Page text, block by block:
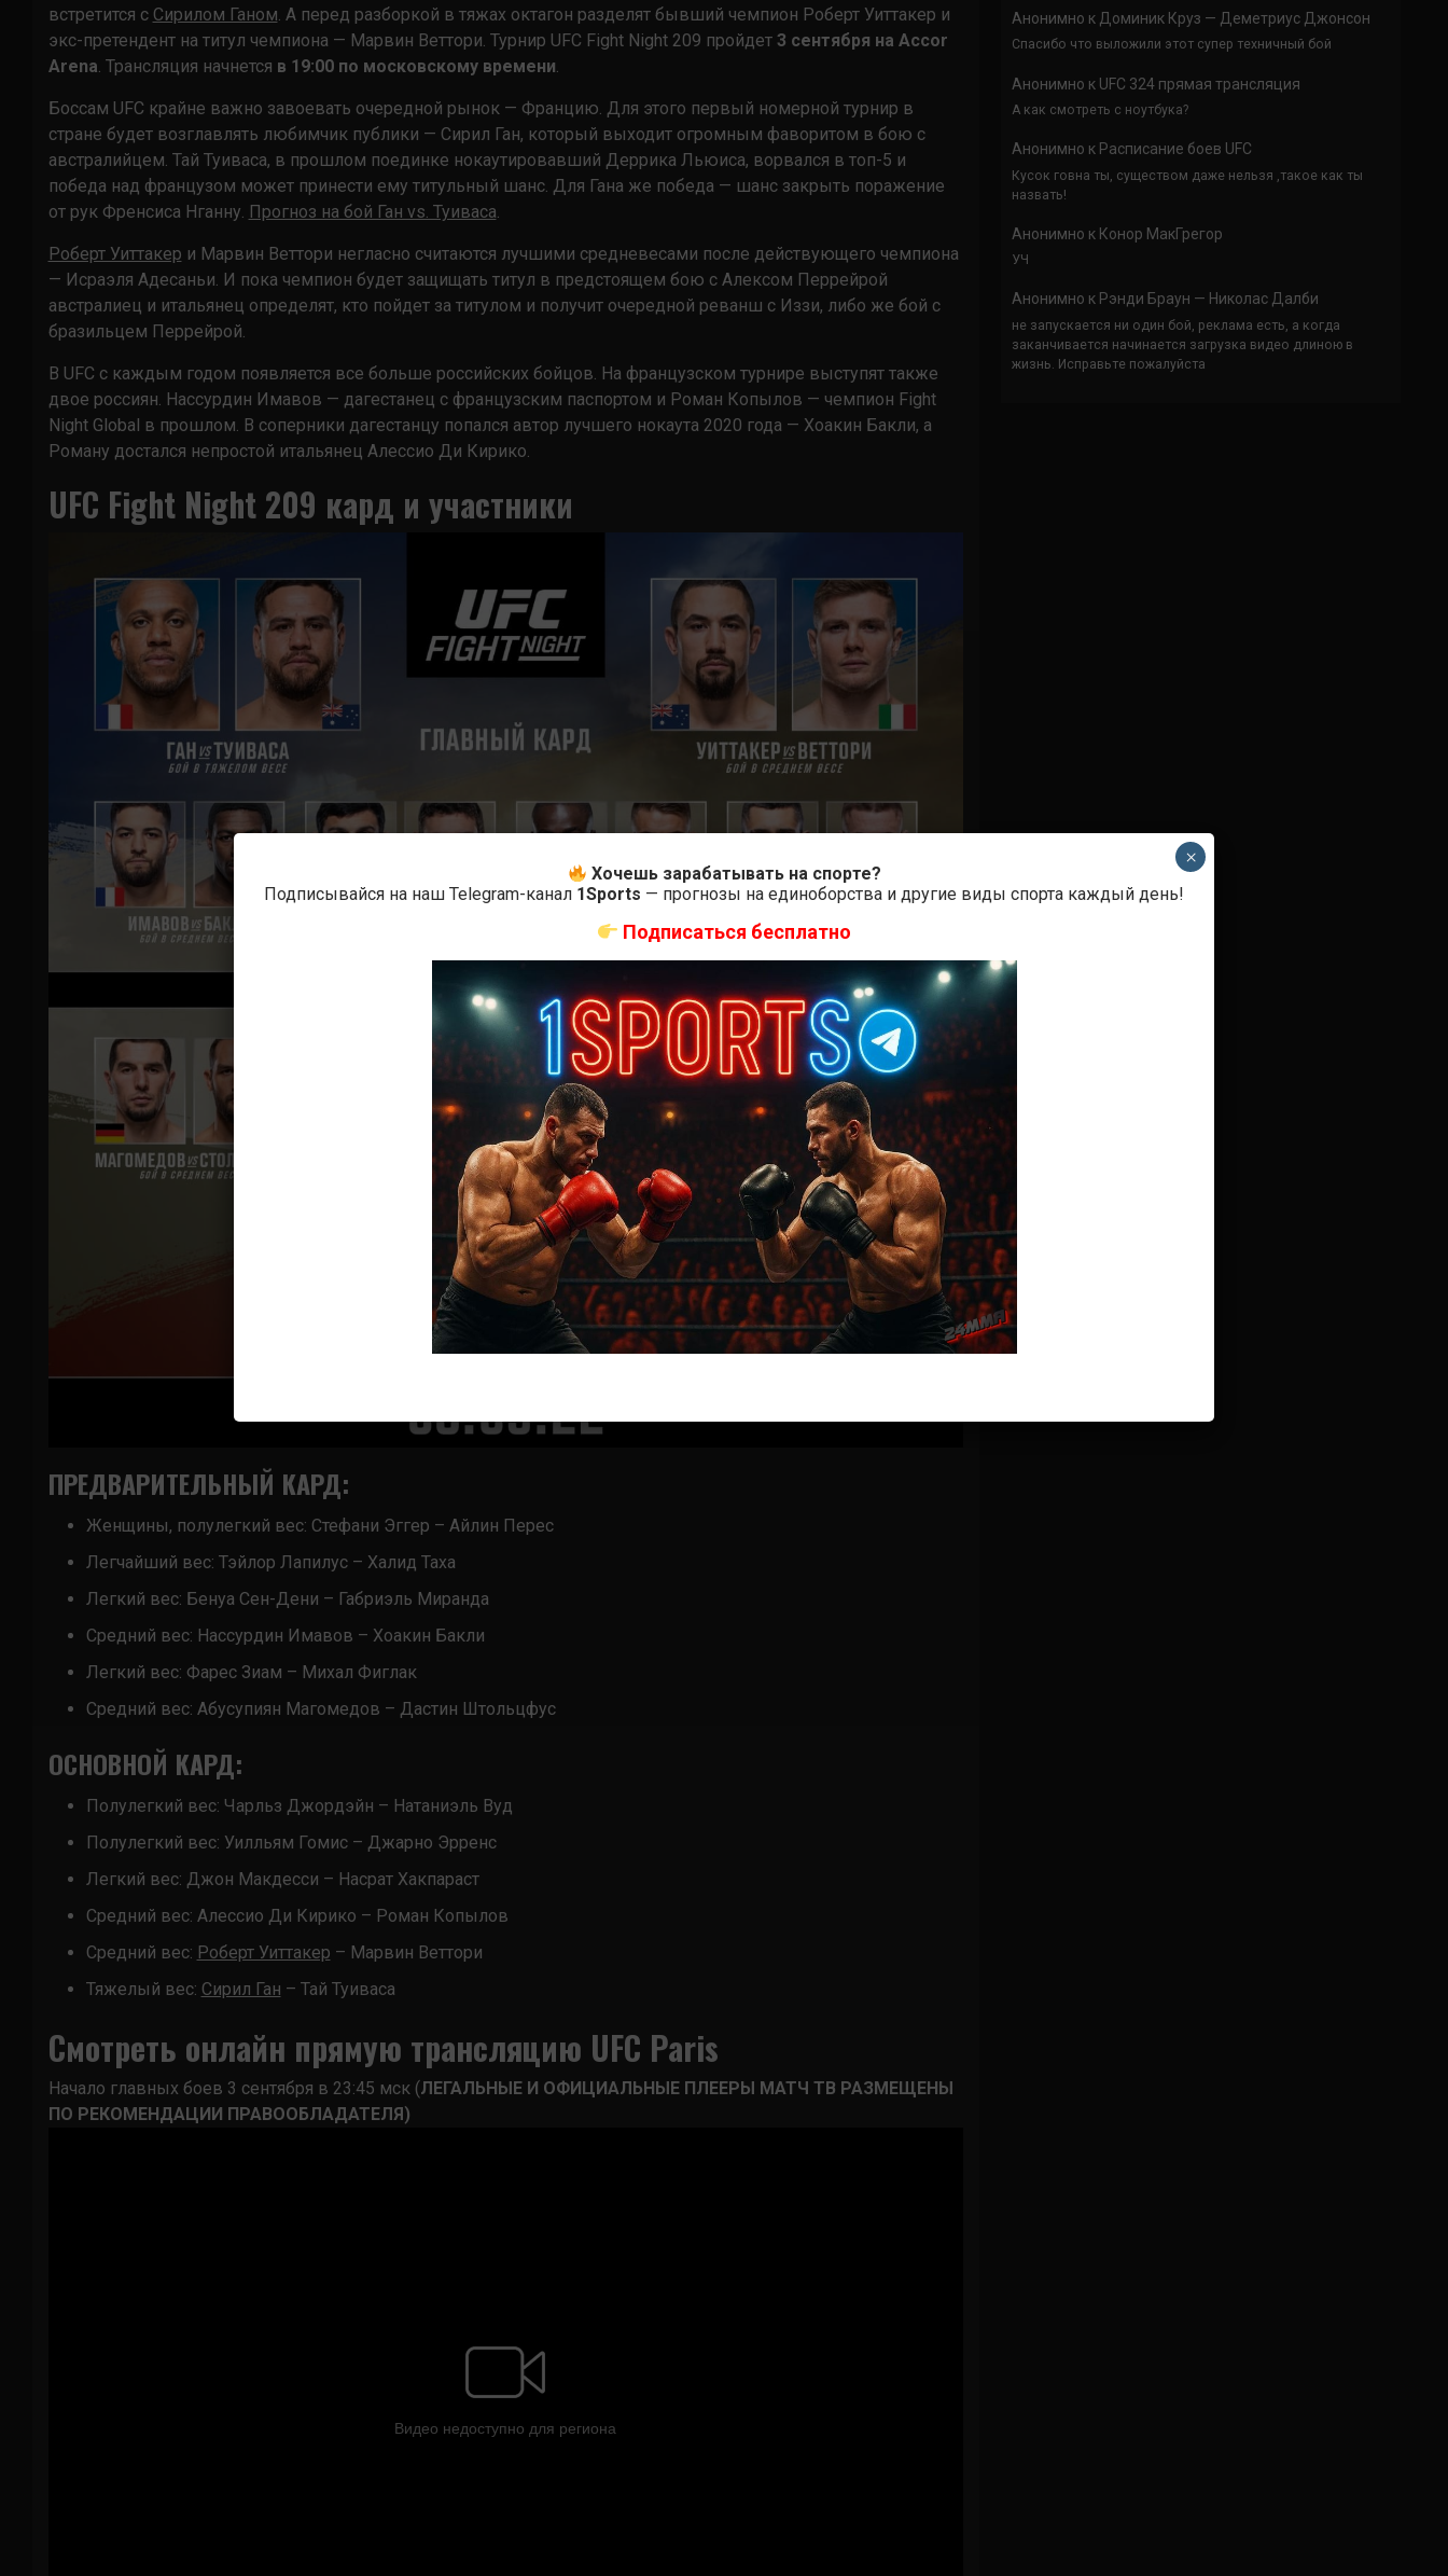
встретится с Сирилом Ганом . А перед разборкой в тяжах октагон разделят бывший чемпион Роберт Уиттакер и
экс-претендент на титул чемпиона — Марвин Веттори. Турнир UFC Fight Night 209 пройдет 3 сентября на Accor
Arena . Трансляция начнется в 19:00 по московскому времени
Боссам UFC крайне важно завоевать очередной рынок — Францию. Для этого первый номерной турнир в
стране будет возглавлять любимчик публики — Сирил Ган, который выходит огромным фаворитом в бою с
австралийцем. Тай Туиваса, в прошлом поединке нокаутировавший Деррика Льюиса, ворвался в топ-5 и
победа над французом может принести ему титульный шанс. Для Гана же победа — шанс закрыть поражение
от рук Френсиса Нганну. Прогноз на бой Ган vs. Туиваса
Роберт Уиттакер и Марвин Веттори негласно считаются лучшими средневесами после действующего чемпиона
— Исраэля Адесаньи. И пока чемпион будет защищать титул в предстоящем бою с Алексом Перрейрой
австралиец и итальянец определят, кто пойдет за титулом и получит очередной реванш с Иззи, либо же бой с
бразильцем Перрейрой.
В UFC с каждым годом появляется все больше российских бойцов. На французском турнире выступят также
двое россиян. Нассурдин Имавов — дагестанец с французским паспортом и Роман Копылов — чемпион Fight
Night Global в прошлом. В соперники дагестанцу попался автор лучшего нокаута 2020 года — Хоакин Бакли, а
Роману достался непростой итальянец Алессио Ди Кирико.
UFC Fight Night 209 кард и участники
ПРЕДВАРИТЕЛЬНЫЙ КАРД:
Женщины, полулегкий вес: Стефани Эггер – Айлин Перес
Легчайший вес: Тэйлор Лапилус – Халид Таха
Легкий вес: Бенуа Сен-Дени – Габриэль Миранда
Средний вес: Нассурдин Имавов – Хоакин Бакли
Легкий вес: Фарес Зиам – Михал Фиглак
Средний вес: Абусупиян Магомедов – Дастин Штольцфус
ОСНОВНОЙ КАРД:
Полулегкий вес: Чарльз Джордэйн – Натаниэль Вуд
Полулегкий вес: Уилльям Гомис – Джарно Эрренс
Легкий вес: Джон Макдесси – Насрат Хакпараст
Средний вес: Алессио Ди Кирико – Роман Копылов
Средний вес: Роберт Уиттакер – Марвин Веттори
Тяжелый вес: Сирил Ган – Тай Туиваса
Смотреть онлайн прямую трансляцию UFC Paris
Начало главных боев 3 сентября в 23:45 мск (ЛЕГАЛЬНЫЕ И ОФИЦИАЛЬНЫЕ ПЛЕЕРЫ МАТЧ ТВ РАЗМЕЩЕНЫ
ПО РЕКОМЕНДАЦИИ ПРАВООБЛАДАТЕЛЯ)
Анонимно к Доминик Круз — Деметриус Джонсон
Спасибо что выложили этот супер техничный бой
Анонимно к UFC 324 прямая трансляция
А как смотреть с ноутбука?
Анонимно к Расписание боев UFC
Кусок говна ты, существом даже нельзя ,такое как ты
назвать!
Анонимно к Конор МакГрегор
УЧ
Анонимно к Рэнди Браун — Николас Далби
не запускается ни один бой, реклама есть, а когда
заканчивается начинается загрузка видео длиною в
жизнь. Исправьте пожалуйста
Хочешь зарабатывать на спорте?
Подписывайся на наш Telegram-канал 1Sports — прогнозы на единоборства и другие виды спорта каждый день!
Подписаться бесплатно
×